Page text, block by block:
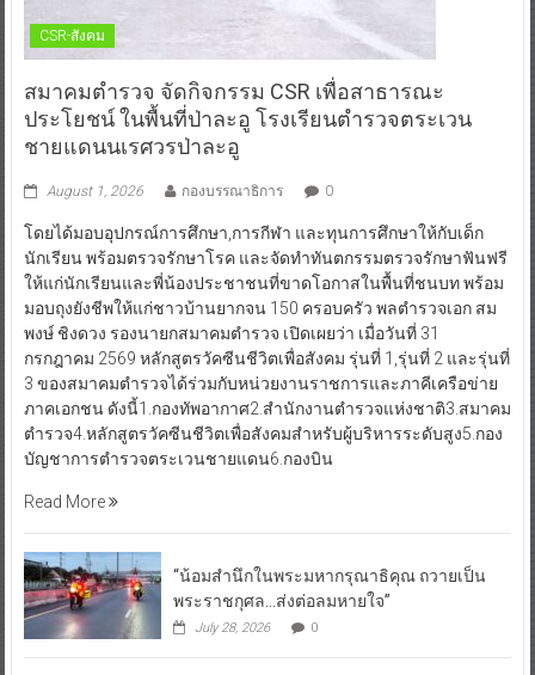
CSR-สังคม
สมาคมตำรวจ จัดกิจกรรม CSR เพื่อสาธารณะ
ประโยชน์ ในพื้นที่ป่าละอู โรงเรียนตำรวจตระเวน
ชายแดนนเรศวรป่าละอู
August 1, 2026 กองบรรณาธิการ 0
โดยได้มอบอุปกรณ์การศึกษา,การกีฬา และทุนการศึกษาให้กับเด็ก
นักเรียน พร้อมตรวจรักษาโรค และจัดทำทันตกรรมตรวจรักษาฟันฟรี
ให้แก่นักเรียนและพี่น้องประชาชนที่ขาดโอกาสในพื้นที่ชนบท พร้อม
มอบถุงยังชีพให้แก่ชาวบ้านยากจน 150 ครอบครัว พลตำรวจเอก สม
พงษ์ ชิงดวง รองนายกสมาคมตำรวจ เปิดเผยว่า เมื่อวันที่ 31
กรกฎาคม 2569 หลักสูตรวัคซีนชีวิตเพื่อสังคม รุ่นที่ 1,รุ่นที่ 2 และรุ่นที่
3 ของสมาคมตำรวจได้ร่วมกับหน่วยงานราชการและภาคีเครือข่าย
ภาคเอกชน ดังนี้1.กองทัพอากาศ2.สำนักงานตำรวจแห่งชาติ3.สมาคม
ตำรวจ4.หลักสูตรวัคซีนชีวิตเพื่อสังคมสำหรับผู้บริหารระดับสูง5.กอง
บัญชาการตำรวจตระเวนชายแดน6.กองบิน
Read More
“น้อมสำนึกในพระมหากรุณาธิคุณ ถวายเป็น
พระราชกุศล…ส่งต่อลมหายใจ”
July 28, 2026 0